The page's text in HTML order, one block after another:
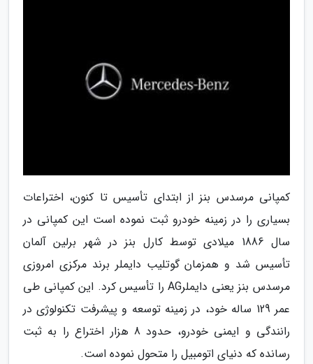
کمپانی مرسدس بنز از ابتدای تأسیس تا کنون، اختراعات
بسیاری را در زمینه خودرو ثبت نموده است این کمپانی در
سال 1886 میلادی توسط کارل بنز در شهر برلین آلمان
تأسیس شد و همزمان گوتلیب دایملر برند مرکزی امروزی
مرسدس بنز یعنی دایملرAG را تأسیس کرد. این کمپانی طی
عمر 129 ساله خود، در زمینه توسعه و پیشرفت تکنولوژی در
رانندگی و ایمنی خودرو، حدود 8 هزار اختراع را به ثبت
رسانده که دنیای اتومبیل را متحول نموده است.